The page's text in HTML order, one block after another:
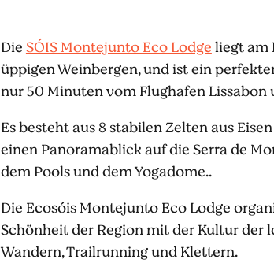
DieSÓIS Montejunto Eco Lodgeliegt am
üppigen Weinbergen, und ist ein
nur 50 Minuten vom Flughafen
Es besteht aus 8 stabilen Zelten aus
einen Panoramablick auf die Serra de
dem Pools und dem Yogadome..
Die Ecosóis Montejunto Eco Lodge
Schönheit der Region mit der Kultur der
Wandern, Trailrunning und Klettern.